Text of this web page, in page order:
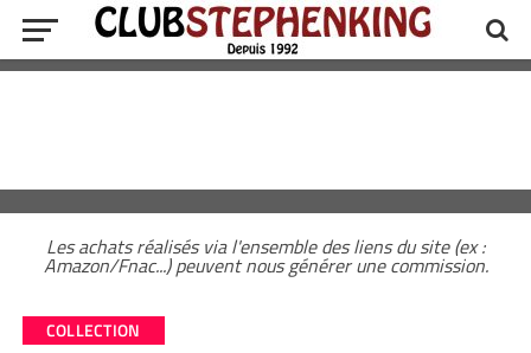
Les achats réalisés via l'ensemble des liens du site (ex :
Amazon/Fnac...) peuvent nous générer une commission.
COLLECTION